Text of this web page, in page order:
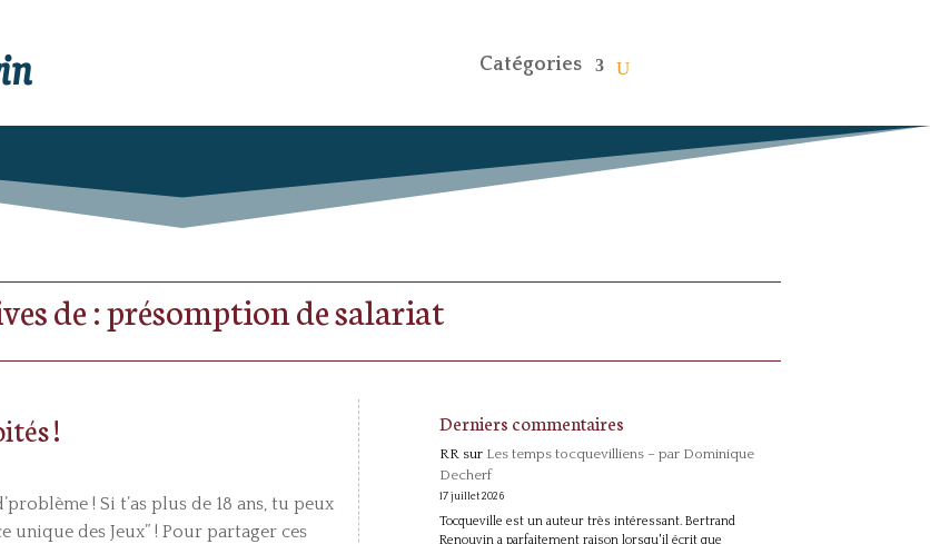
Catégories
de : présomption de salariat
!
! Si t’as plus de 18 ans, tu peux
unique des Jeux” ! Pour partager ces
Derniers commentaires
RR sur Les temps tocquevilliens – par Dominique
Decherf
17 juillet 2026
Tocqueville est un auteur très intéressant. Bertrand
Renouvin a parfaitement raison lorsqu'il écrit que